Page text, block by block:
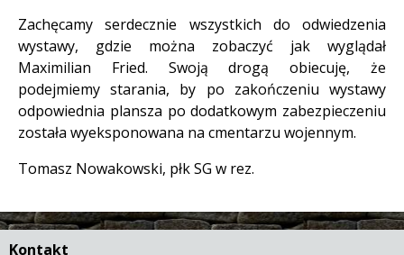
Zachęcamy serdecznie wszystkich do odwiedzenia
wystawy, gdzie można zobaczyć jak wyglądał
Maximilian Fried. Swoją drogą obiecuję, że
podejmiemy starania, by po zakończeniu wystawy
odpowiednia plansza po dodatkowym zabezpieczeniu
została wyeksponowana na cmentarzu wojennym.
Tomasz Nowakowski, płk SG w rez.
Kontakt